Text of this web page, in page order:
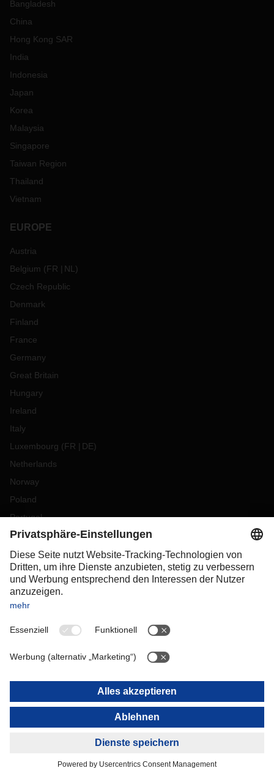
Bangladesh
China
Hong Kong SAR
India
Indonesia
Japan
Korea
Malaysia
Singapore
Taiwan Region
Thailand
Vietnam
EUROPE
Austria
Belgium (FR NL )
Czech Republic
Denmark
Finland
France
Germany
Great Britain
Hungary
Ireland
Italy
Luxembourg (FR DE)
Netherlands
Norway
Poland
Portugal
Romania
Slovakia
Spain
Sweden
Switzerland
OCEANIA